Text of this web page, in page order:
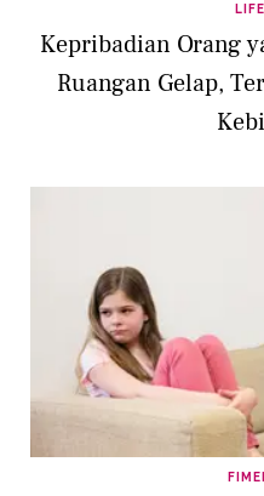
Kepribadian Orang
Ruangan Gelap,